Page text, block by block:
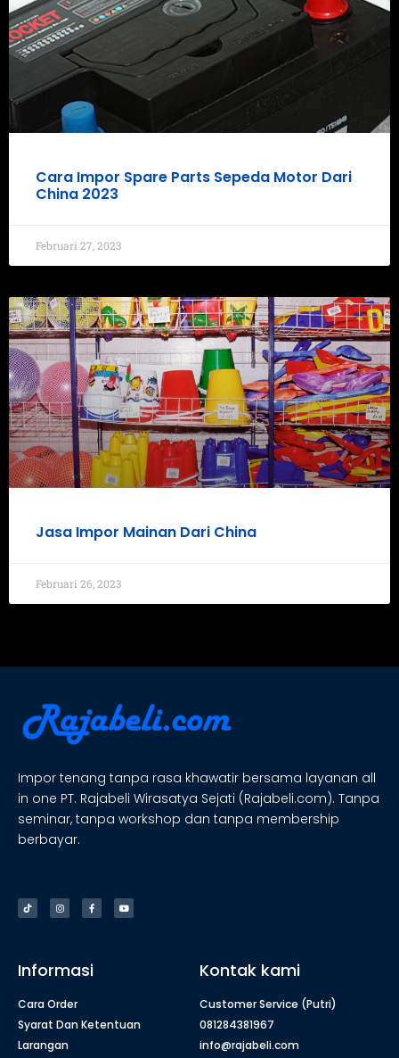
Cara Impor Spare Parts Sepeda Motor Dari
China 2023
Februari 27, 2023
Jasa Impor Mainan Dari China
Februari 26, 2023
Impor tenang tanpa rasa khawatir bersama layanan all
in one PT. Rajabeli Wirasatya Sejati (Rajabeli.com). Tanpa
seminar, tanpa workshop dan tanpa membership
berbayar.
Informasi
Cara Order
Syarat Dan Ketentuan
Larangan
Kontak kami
Customer Service (Putri)
081284381967
info@rajabeli.com